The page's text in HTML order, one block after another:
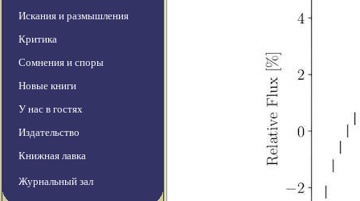
Искания и размышления
Критика
Сомнения и споры
Новые книги
У нас в гостях
Издательство
Книжная лавка
Журнальный зал